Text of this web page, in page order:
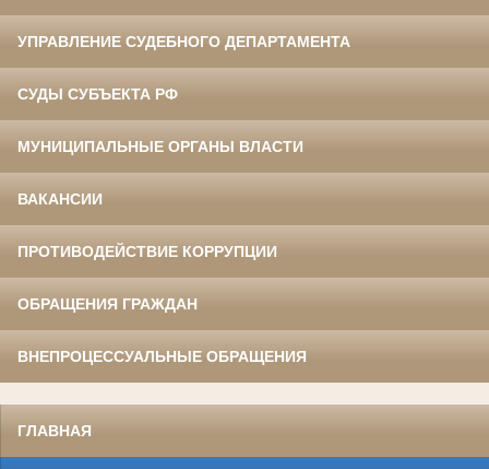
УПРАВЛЕНИЕ СУДЕБНОГО ДЕПАРТАМЕНТА
СУДЫ СУБЪЕКТА РФ
МУНИЦИПАЛЬНЫЕ ОРГАНЫ ВЛАСТИ
ВАКАНСИИ
ПРОТИВОДЕЙСТВИЕ КОРРУПЦИИ
ОБРАЩЕНИЯ ГРАЖДАН
ВНЕПРОЦЕССУАЛЬНЫЕ ОБРАЩЕНИЯ
ГЛАВНАЯ